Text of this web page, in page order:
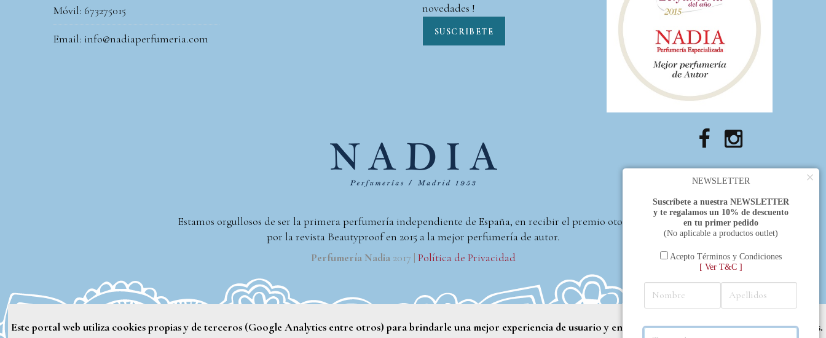
novedades !
SUSCRIBETE
Móvil: 673275015
Email: info@nadiaperfumeria.com
Estamos orgullosos de ser la primera perfumería independiente de España, en recibir el premio otorgado
por la revista Beautyproof en 2015 a la mejor perfumería de autor.
Perfumería Nadia2017 | Política de Privacidad
Este portal web utiliza cookies propias y de terceros (Google Analytics entre otros) para brindarle una mejor experiencia de usuario y entregar contenido adaptado a sus necesidades.
×
NEWSLETTER
Suscríbete a nuestra NEWSLETTER
y te regalamos un 10% de descuento
en tu primer pedido
(No aplicable a productos outlet)
Acepto Términos y Condiciones
[ Ver T&C ]